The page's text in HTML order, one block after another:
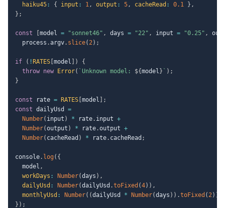
haiku45 : { input : 1, output : 5, cacheRead : 0.1 } ,
} ;
const model = "sonnet46" , days = "22" , input = "0.25" ,
  process
.argv. slice( 2) ;
if ( ! RATES model )
{
throw new Error( ` Unknown model: ${model } ` ) ;
}
const rate = RATES model
;
const dailyUsd =
Number( input ) * rate. input +
Number(output ) * rate.output +
Number( cacheRead ) * rate. cacheRead ;
console. log ( {
  model
,
workDays : Number(days ) ,
dailyUsd : Number(dailyUsd .toFixed (4) ) ,
monthlyUsd : Number( (dailyUsd * Number(days ) ) .toFixed ( 2) )
} ) ;